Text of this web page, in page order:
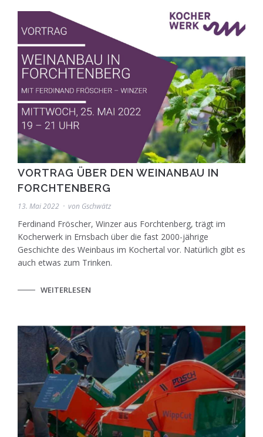
VORTRAG ÜBER DEN WEINANBAU IN
FORCHTENBERG
13. Mai 2022 von Gschwätz
Ferdinand Fröscher, Winzer aus Forchtenberg, trägt im
Kocherwerk in Ernsbach über die fast 2000-jährige
Geschichte des Weinbaus im Kochertal vor. Natürlich gibt es
auch etwas zum Trinken.
WEITERLESEN